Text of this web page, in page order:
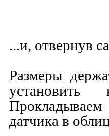
...и, отвернув
Размеры
датчика в